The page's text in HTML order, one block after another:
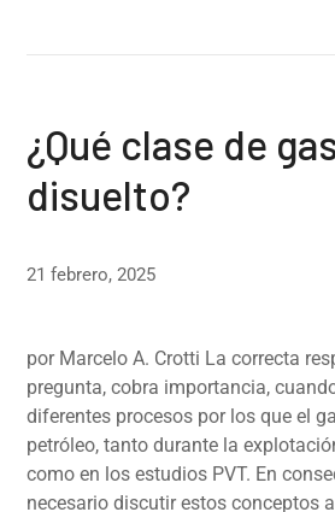
¿Qué clase de
disuelto?
21 febrero, 2025
por Marcelo A. Crotti La correcta
pregunta, cobra importancia,
diferentes procesos por los que el
petróleo, tanto durante la
como en los estudios PVT. En
necesario discutir estos conceptos